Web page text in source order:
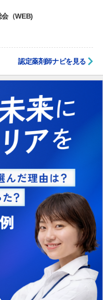
（WEB)
認定薬剤師ナビを見る